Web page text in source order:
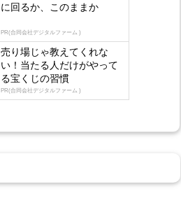
に回るか、このままか
PR(合同会社デジタルファーム )
売り場じゃ教えてくれな
い！当たる人だけがやって
る宝くじの習慣
PR(合同会社デジタルファーム )